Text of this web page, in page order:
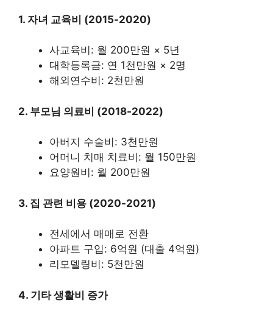
1. 자녀 교육비 (2015-2020)
사교육비: 월 200만원 × 5년
대학등록금: 연 1천만원 × 2명
해외연수비: 2천만원
2. 부모님 의료비 (2018-2022)
아버지 수술비: 3천만원
어머니 치매 치료비: 월 150만원
요양원비: 월 200만원
3. 집 관련 비용 (2020-2021)
전세에서 매매로 전환
아파트 구입: 6억원 (대출 4억원)
리모델링비: 5천만원
4. 기타 생활비 증가